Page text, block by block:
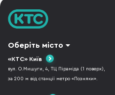
Оберіть місто
«КТС» Київ
вул. О.Мишуги, 4, ТЦ Піраміда (1 поверх),
за 200 м від станції метро «Позняки».